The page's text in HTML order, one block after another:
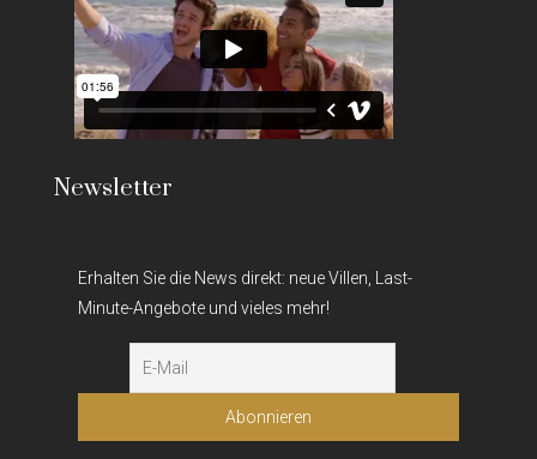
Newsletter
Erhalten Sie die News direkt: neue Villen, Last-
Minute-Angebote und vieles mehr!